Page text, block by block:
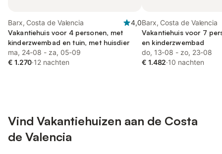
Barx, Costa de Valencia
4,0
Vakantiehuis voor 4 personen, met
kinderzwembad en tuin, met huisdier
ma, 24-08 - za, 05-09
€ 1.270·12 nachten
Barx, Costa de Valencia
Vakantiehuis voor 7
en kinderzwembad
do, 13-08 - zo, 23-08
€ 1.482·10 nachten
Vind Vakantiehuizen aan de Costa
de Valencia